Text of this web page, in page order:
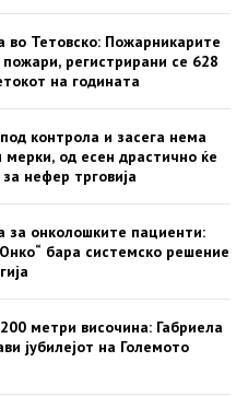
во Тетовско: Пожарникарите
регистрирани се 628
на годината
контрола и засега нема
од есен драстично ќе
нефер трговија
за онколошките пациенти:
бара системско решение
метри височина: Габриела
јубилејот на Големото